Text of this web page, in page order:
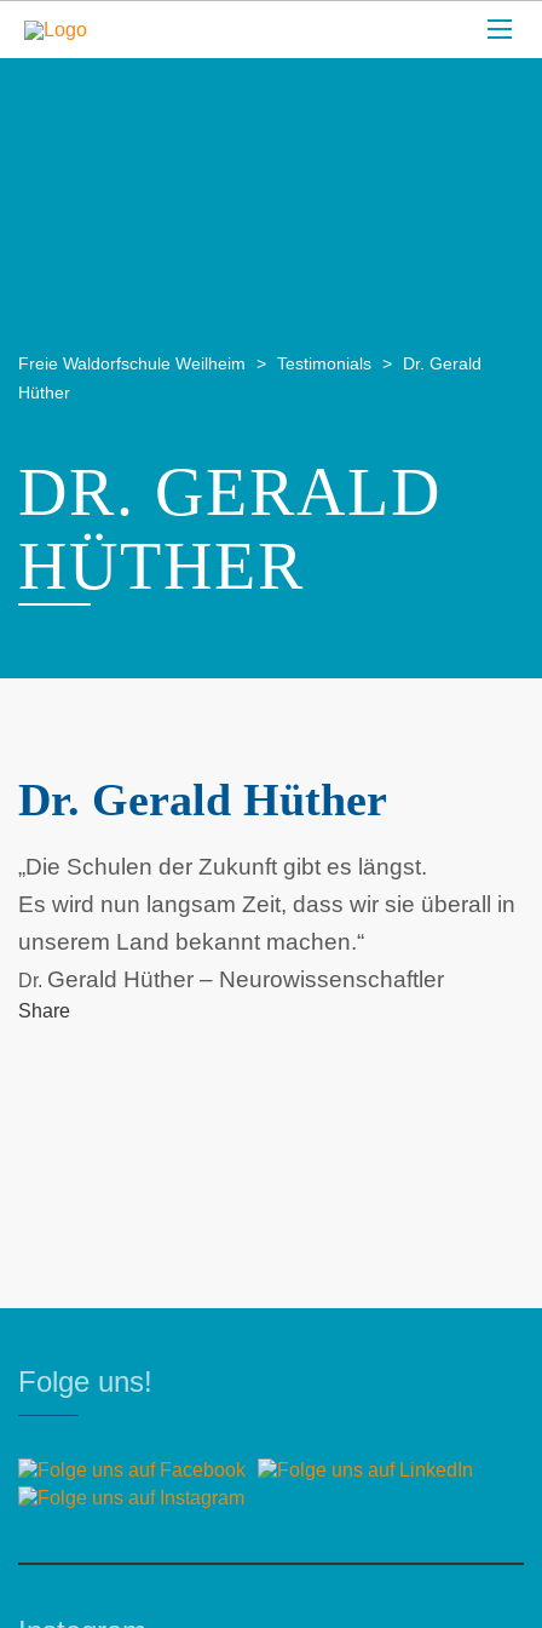
Freie Waldorfschule Weilheim > Testimonials >
Dr. Gerald
Hüther
DR. GERALD
HÜTHER
Dr. Gerald Hüther
„Die Schulen der Zukunft gibt es längst.
Es wird nun langsam Zeit, dass wir sie überall in
unserem Land bekannt machen.“
Dr. Gerald Hüther – Neurowissenschaftler
Share
Folge uns!